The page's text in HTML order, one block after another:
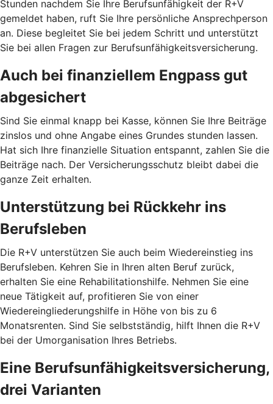
Stunden nachdem Sie Ihre Berufsunfähigkeit der R+V
gemeldet haben, ruft Sie Ihre persönliche Ansprechperson
an. Diese begleitet Sie bei jedem Schritt und unterstützt
Sie bei allen Fragen zur Berufsunfähigkeitsversicherung.
Auch bei finanziellem Engpass gut
abgesichert
Sind Sie einmal knapp bei Kasse, können Sie Ihre Beiträge
zinslos und ohne Angabe eines Grundes stunden lassen.
Hat sich Ihre finanzielle Situation entspannt, zahlen Sie die
Beiträge nach. Der Versicherungsschutz bleibt dabei die
ganze Zeit erhalten.
Unterstützung bei Rückkehr ins
Berufsleben
Die R+V unterstützen Sie auch beim Wiedereinstieg ins
Berufsleben. Kehren Sie in Ihren alten Beruf zurück,
erhalten Sie eine Rehabilitationshilfe. Nehmen Sie eine
neue Tätigkeit auf, profitieren Sie von einer
Wiedereingliederungshilfe in Höhe von bis zu 6
Monatsrenten. Sind Sie selbstständig, hilft Ihnen die R+V
bei der Umorganisation Ihres Betriebs.
Eine Berufsunfähigkeitsversicherung,
drei Varianten